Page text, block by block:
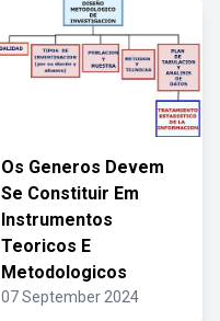
Os Generos Devem
Se Constituir Em
Instrumentos
Teoricos E
Metodologicos
07 September 2024